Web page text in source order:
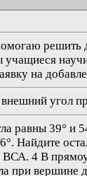
решить
учащиеся
на
угол
равны 39° и
Найдите
4 В
при